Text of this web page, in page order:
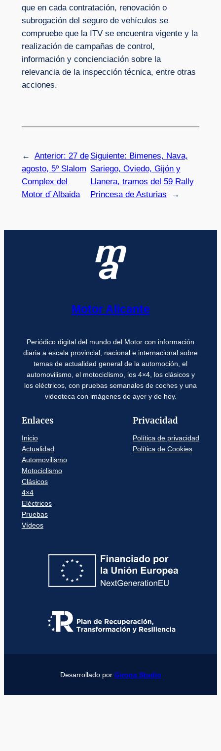
que en cada contratación, renovación o
subrogación del seguro de vehículos se
compruebe que la ITV se encuentra vigente y la
realización de campañas de control,
información y concienciación sobre la
relevancia de la inspección técnica, entre otras
acciones.
← Anterior: 27 de
agosto, 5º Slalom
Complex del
Motor d´Albaida
Siguiente: Bimenes, Nava,
Sariego, Oviedo, Gijón y
Llanera, tramos del 59 Rally
Princesa de Asturias
→
Motor Alicante
Periódico digital del mundo del Motor con información
diaria a escala provincial, nacional e internacional sobre
temas de actualidad general de la automoción, el
automovilismo, el motociclismo, los 4×4, los clásicos y
los eléctricos, con pruebas semanales de coches y una
videoteca con imágenes de ayer y de hoy.
Enlaces
Inicio
Actualidad
Automovilismo
Motociclismo
Clásicos
4×4
Eléctricos
Pruebas
Vídeos
Privacidad
Política de privacidad
Política de Cookies
Desarrollado por Girona Studio